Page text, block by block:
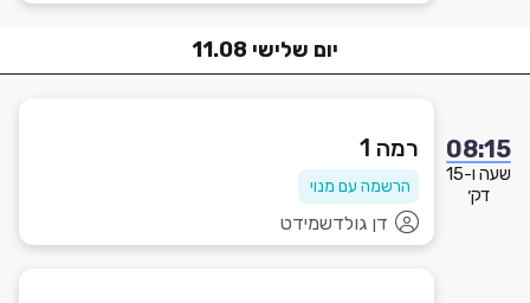
יום שלישי 11.08
08:15
שעה ו-15
דק׳
רמה 1
הרשמה עם מנוי
דן גולדשמידט